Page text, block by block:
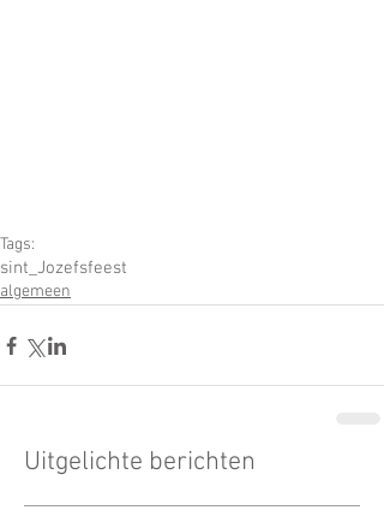
Tags:
sint_Jozefsfeest
algemeen
Uitgelichte berichten